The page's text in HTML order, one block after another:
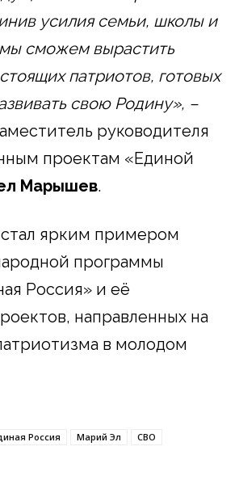
усилия семьи, школы и
мы сможем вырастить
патриотов, готовых
свою Родину», –
руководителя
проектам «Единой
Марышев.
ярким примером
программы
Россия» и её
направленных на
в молодом
Россия Марий Эл СВО